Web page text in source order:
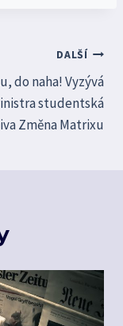
DALŠÍ
do naha! Vyzývá
studentská
Změna Matrixu